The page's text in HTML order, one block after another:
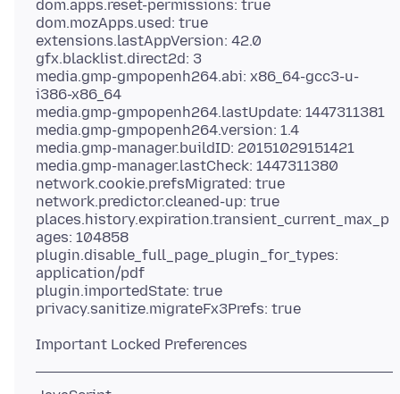
dom.apps.reset-permissions: true
dom.mozApps.used: true
extensions.lastAppVersion: 42.0
gfx.blacklist.direct2d: 3
media.gmp-gmpopenh264.abi: x86_64-gcc3-u-
i386-x86_64
media.gmp-gmpopenh264.lastUpdate: 1447311381
media.gmp-gmpopenh264.version: 1.4
media.gmp-manager.buildID: 20151029151421
media.gmp-manager.lastCheck: 1447311380
network.cookie.prefsMigrated: true
network.predictor.cleaned-up: true
places.history.expiration.transient_current_max_p
ages: 104858
plugin.disable_full_page_plugin_for_types:
application/pdf
plugin.importedState: true